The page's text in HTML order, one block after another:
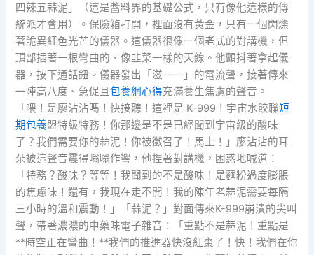
四辣五蒜泥」（這是醬料界的基礎公式，只有像他這樣的傳
統派才會用）。保險箱打開，裡面沒有黃金，只有一個閃爍
著詭異紅色光芒的儀器。這儀器很像一個老式的對講機，但
頂部插著一根彎曲的、像韭菜一樣的天線。他顫抖著拿起儀
器，按下通話鈕。儀器發出「滋——」的電流聲，接著傳來
一陣高八度、急促且包養網心得充滿養生焦慮的聲音。
「喂！是廖沾沾嗎！快接聽！這裡是 K-999！宇宙水餃聯短
期包養盟特級特務！你那邊是不是已經聞到宇宙級的酸味
了？我們需要你的蒜泥！你被徵召了！馬上！」廖沾沾的耳
朵被這聲音震得嗡嗡作響，他捏著對講機，困惑地喊道：
「特務？酸味？等等！我聞到的不是酸味！是麵粉過度膨脹
的焦慮味！還有，我現在走不開！我的陳年老蒜泥需要每隔
三小時的溫和震動！」「蒜泥？」對面傳來K-999崩潰的尖叫
聲，帶著濃濃的中藥味電子雜音：「重點不是蒜泥！重點是
**時空正在彎曲！**我們的推進器快沒紅棗了！快！我們在你